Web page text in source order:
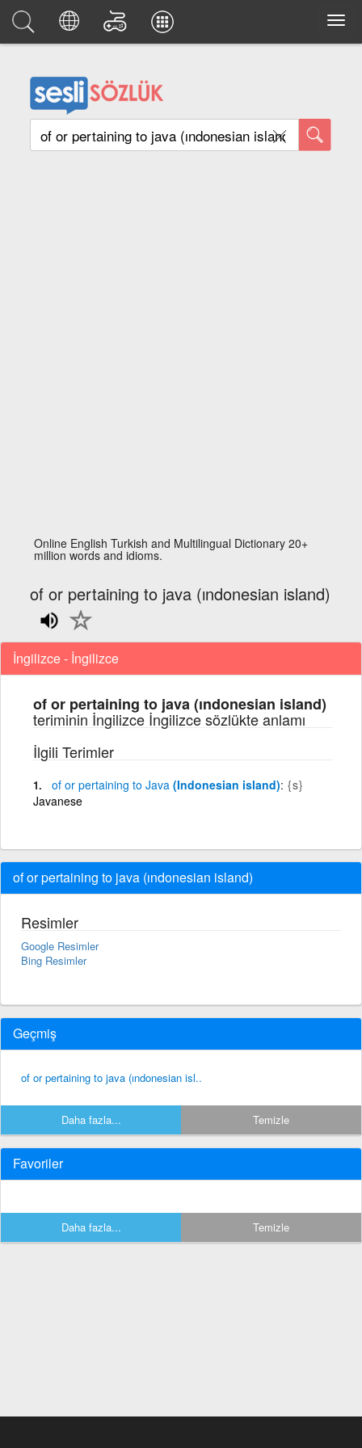
Online English Turkish and Multilingual Dictionary 20+
million words and idioms.
of or pertaining to java (ındonesian island)
İngilizce - İngilizce
of or pertaining to java (ındonesian island)
teriminin İngilizce İngilizce sözlükte anlamı
İlgili Terimler
of or pertaining to Java (Indonesian island) {s}
Javanese
of or pertaining to java (ındonesian island)
Resimler
Google Resimler
Bing Resimler
Geçmiş
of or pertaining to java (ındonesian isl..
Daha fazla... Temizle
Favoriler
Daha fazla... Temizle